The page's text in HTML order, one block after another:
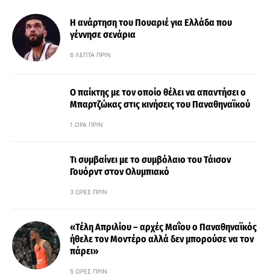
Η ανάρτηση του Πουαριέ για Ελλάδα που
γέννησε σενάρια
6 ΛΕΠΤΆ ΠΡΙΝ
Ο παίκτης με τον οποίο θέλει να απαντήσει ο
Μπαρτζώκας στις κινήσεις του Παναθηναϊκού
1 ΏΡΑ ΠΡΙΝ
Τι συμβαίνει με το συμβόλαιο του Τάισον
Γουόρντ στον Ολυμπιακό
3 ΏΡΕΣ ΠΡΙΝ
«Τέλη Απριλίου – αρχές Μαΐου ο Παναθηναϊκός
ήθελε τον Μοντέρο αλλά δεν μπορούσε να τον
πάρει»
5 ΏΡΕΣ ΠΡΙΝ